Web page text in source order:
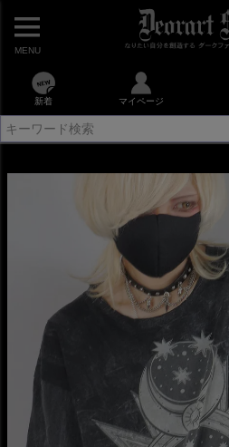
MENU
新着 マイページ